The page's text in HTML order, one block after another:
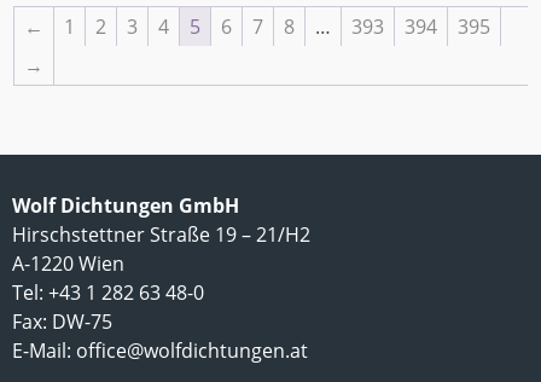
← 1 2 3 4 5 6 7 8 … 393 394
395
→
Wolf Dichtungen GmbH
Hirschstettner Straße 19 – 21/H2
A-1220 Wien
Tel: +43 1 282 63 48-0
Fax: DW-75
E-Mail: office@wolfdichtungen.at